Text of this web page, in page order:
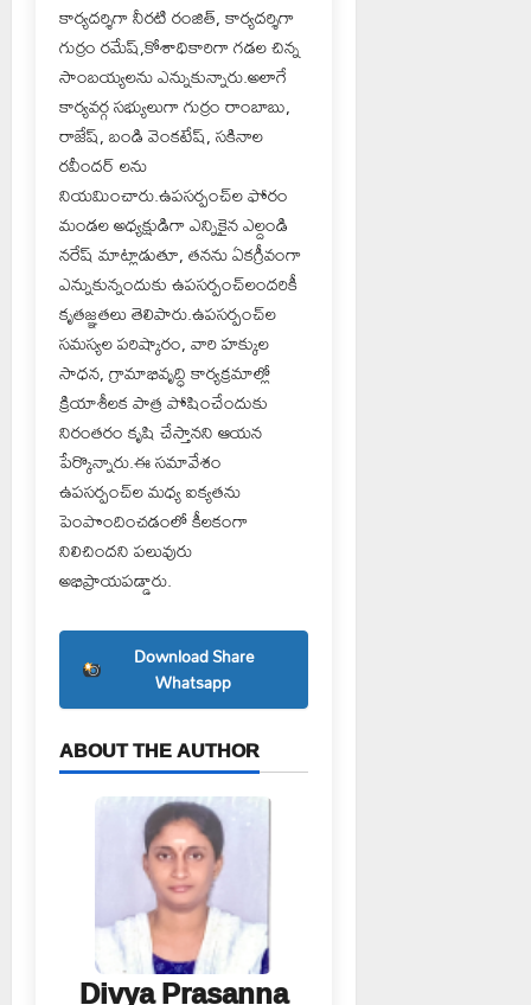
కార్యదర్శిగా నీరటి రంజిత్, కార్యదర్శిగా
గుర్రం రమేష్,కోశాధికారిగా గడల చిన్న
సాంబయ్యలను ఎన్నుకున్నారు.అలాగే
కార్యవర్గ సభ్యులుగా గుర్రం రాంబాబు,
రాజేష్, బండి వెంకటేష్, సకినాల
రవీందర్ లను
నియమించారు.ఉపసర్పంచ్‌ల ఫోరం
మండల అధ్యక్షుడిగా ఎన్నికైన ఎల్దండి
నరేష్ మాట్లాడుతూ, తనను ఏకగ్రీవంగా
ఎన్నుకున్నందుకు ఉపసర్పంచ్‌లందరికీ
కృతజ్ఞతలు తెలిపారు.ఉపసర్పంచ్‌ల
సమస్యల పరిష్కారం, వారి హక్కుల
సాధన, గ్రామాభివృద్ధి కార్యక్రమాల్లో
క్రియాశీలక పాత్ర పోషించేందుకు
నిరంతరం కృషి చేస్తానని ఆయన
పేర్కొన్నారు.ఈ సమావేశం
ఉపసర్పంచ్‌ల మధ్య ఐక్యతను
పెంపొందించడంలో కీలకంగా
నిలిచిందని పలువురు
అభిప్రాయపడ్డారు.
Download Share
Whatsapp
ABOUT THE AUTHOR
Divya Prasanna